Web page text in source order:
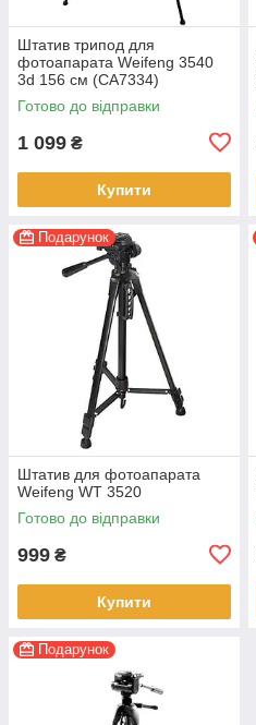
Штатив трипод для
фотоапарата Weifeng 3540
3d 156 см (CA7334)
Готово до відправки
1 099 ₴
Купити
Подарунок
Штатив для фотоапарата
Weifeng WT 3520
Готово до відправки
999 ₴
Купити
Подарунок